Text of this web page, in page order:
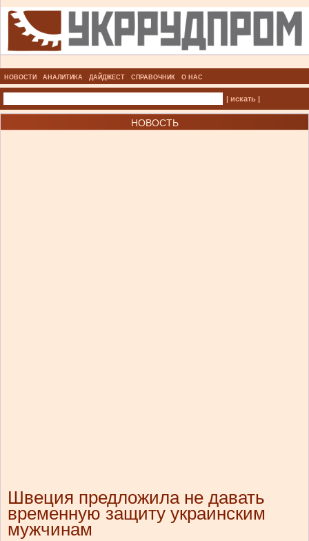
НОВОСТИ АНАЛИТИКА ДАЙДЖЕСТ СПРАВОЧНИК О НАС
| искать |
НОВОСТЬ
Швеция предложила не давать
временную защиту украинским
мужчинам